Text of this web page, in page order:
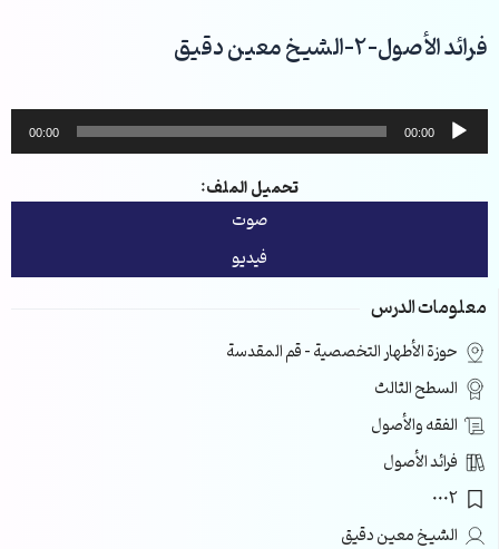
إلى
المحتوى
فرائد الأصول-2-الشيخ معين دقيق
مشغل
الصوت
00:00
00:00
تحميل الملف:
صوت
فيديو
معلومات الدرس
حوزة الأطهار التخصصية – قم المقدسة
السطح الثالث
الفقه والأصول
فرائد الأصول
0002
الشيخ معين دقيق